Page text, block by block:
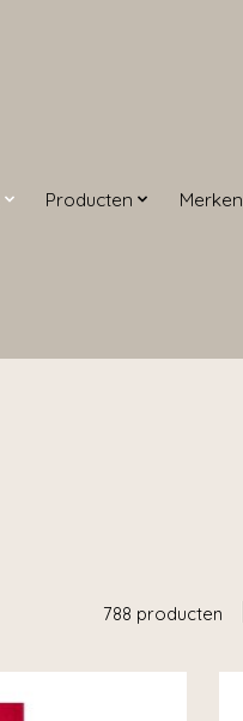
Producten Merken
788 producten